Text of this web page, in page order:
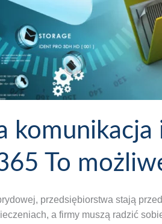
To
przedsiębiorstwa stają
a firmy muszą radzić